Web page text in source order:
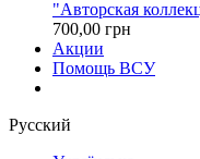
"Авторская
700,00 грн
Акции
Помощь ВСУ
Русский